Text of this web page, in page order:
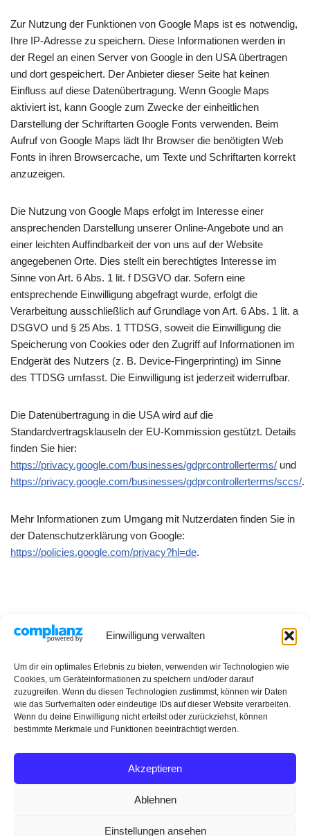
Einwilligung verwalten
Um dir ein optimales Erlebnis zu bieten, verwenden wir Technologien wie
Cookies, um Geräteinformationen zu speichern und/oder darauf
zuzugreifen. Wenn du diesen Technologien zustimmst, können wir Daten
wie das Surfverhalten oder eindeutige IDs auf dieser Website verarbeiten.
Wenn du deine Einwilligung nicht erteilst oder zurückziehst, können
bestimmte Merkmale und Funktionen beeinträchtigt werden.
Akzeptieren
Ablehnen
Einstellungen ansehen
Zur Nutzung der Funktionen von Google Maps ist es notwendig,
Ihre IP-Adresse zu speichern. Diese Informationen werden in
der Regel an einen Server von Google in den USA übertragen
und dort gespeichert. Der Anbieter dieser Seite hat keinen
Einfluss auf diese Datenübertragung. Wenn Google Maps
aktiviert ist, kann Google zum Zwecke der einheitlichen
Darstellung der Schriftarten Google Fonts verwenden. Beim
Aufruf von Google Maps lädt Ihr Browser die benötigten Web
Fonts in ihren Browsercache, um Texte und Schriftarten korrekt
anzuzeigen.
Die Nutzung von Google Maps erfolgt im Interesse einer
ansprechenden Darstellung unserer Online-Angebote und an
einer leichten Auffindbarkeit der von uns auf der Website
angegebenen Orte. Dies stellt ein berechtigtes Interesse im
Sinne von Art. 6 Abs. 1 lit. f DSGVO dar. Sofern eine
entsprechende Einwilligung abgefragt wurde, erfolgt die
Verarbeitung ausschließlich auf Grundlage von Art. 6 Abs. 1 lit. a
DSGVO und § 25 Abs. 1 TTDSG, soweit die Einwilligung die
Speicherung von Cookies oder den Zugriff auf Informationen im
Endgerät des Nutzers (z. B. Device-Fingerprinting) im Sinne
des TTDSG umfasst. Die Einwilligung ist jederzeit widerrufbar.
Die Datenübertragung in die USA wird auf die
Standardvertragsklauseln der EU-Kommission gestützt. Details
finden Sie hier:
https://privacy.google.com/businesses/gdprcontrollerterms/ und
https://privacy.google.com/businesses/gdprcontrollerterms/sccs/.
Mehr Informationen zum Umgang mit Nutzerdaten finden Sie in
der Datenschutzerklärung von Google:
https://policies.google.com/privacy?hl=de.
Datenschutzerklärung Impressum
Rezepte